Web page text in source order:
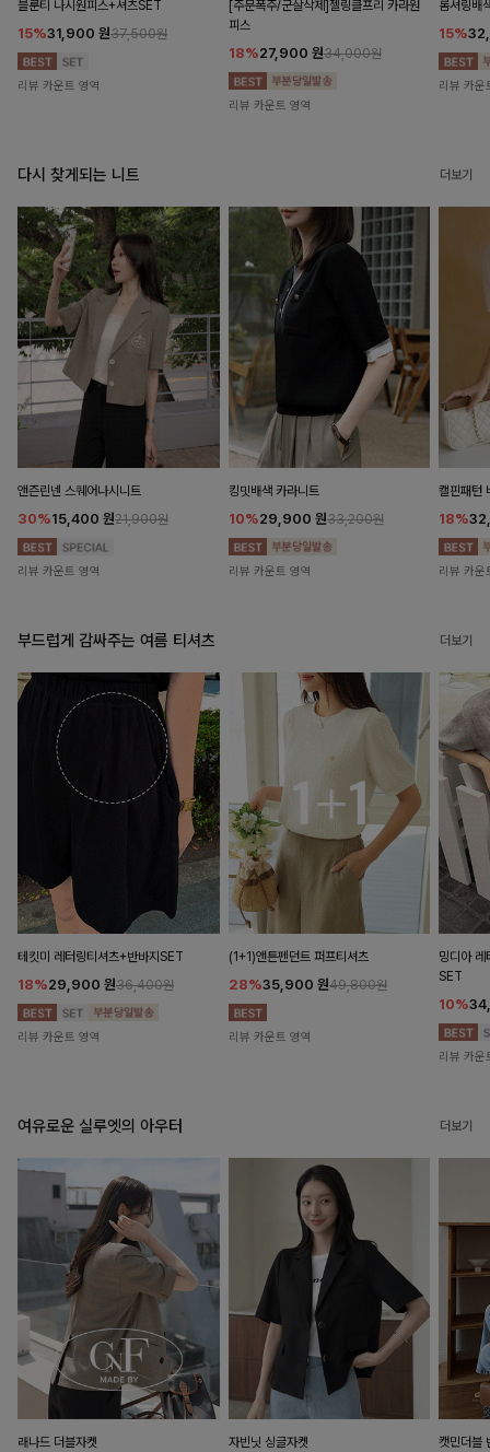
블룬티 나시원피스+셔츠SET
15%31,900 원37,500원
리뷰 카운트 영역
[주문폭주/군살삭제]젤링클프리 카라원
피스
18%27,900 원34,000원
리뷰 카운트 영역
롬셔링배
15%
리뷰 카운
다시 찾게되는 니트 더보기
앤즌린넨 스퀘어나시니트
30%15,400 원21,900원
리뷰 카운트 영역
킹밋배색 카라니트
10%29,900 원33,200원
리뷰 카운트 영역
캘핀패턴
18%
리뷰 카운
부드럽게 감싸주는 여름 티셔츠 더보기
테킷미 레터링티셔츠+반바지SET
18%29,900 원36,400원
리뷰 카운트 영역
(1+1)앤튼펜던트 퍼프티셔츠
28%35,900 원49,800원
리뷰 카운트 영역
밍디아 레
SET
10%
리뷰 카운
여유로운 실루엣의 아우터 더보기
래나드 더블자켓 자빈닛 싱글자켓 캣민더블